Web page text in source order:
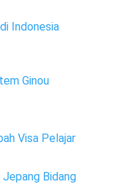
Indonesia
Ginou
Visa Pelajar
Bidang